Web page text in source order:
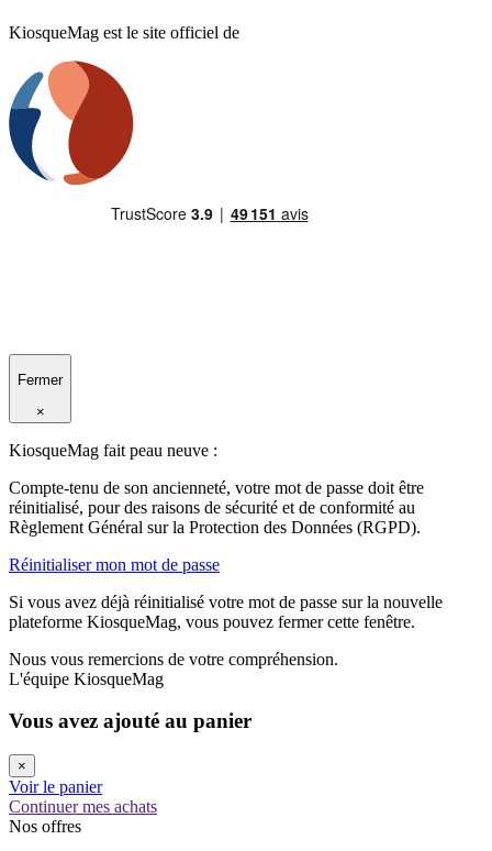
KiosqueMag est le site officiel de
Fermer
×
KiosqueMag fait peau neuve :
Compte-tenu de son ancienneté, votre mot de passe doit être
réinitialisé, pour des raisons de sécurité et de conformité au
Règlement Général sur la Protection des Données (RGPD).
Réinitialiser mon mot de passe
Si vous avez déjà réinitialisé votre mot de passe sur la nouvelle
plateforme KiosqueMag, vous pouvez fermer cette fenêtre.
Nous vous remercions de votre compréhension.
L'équipe KiosqueMag
Vous avez ajouté au panier
×
Voir le panier
Continuer mes achats
Nos offres